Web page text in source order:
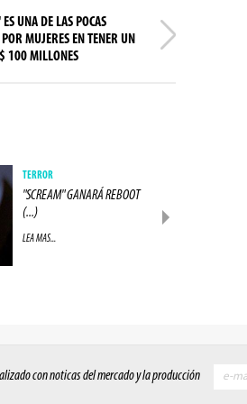
UNA DE LAS POCAS
MUJERES EN TENER UN
100 MILLONES
TERROR
"SCREAM" GANARÁ REBOOT
(...)
LEA MAS...
con noticas del mercado y la producción